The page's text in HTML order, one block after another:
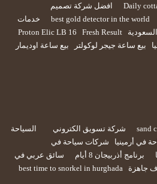
Daily
افضل شركة تصميم
best gold detector in the world
خدمات
Proton Elic LB 16
Fresh Result
بيع ساعة جيجر لوكولتر
بيع ساعة اوديمار
sand شركة تسويق الكتروني
السياحة
في أرمينيا
شركات سياحة في
برنامج أذربيجان 8 أيام
سائق عربي في
جاهزة best time to snorkel in hurghada